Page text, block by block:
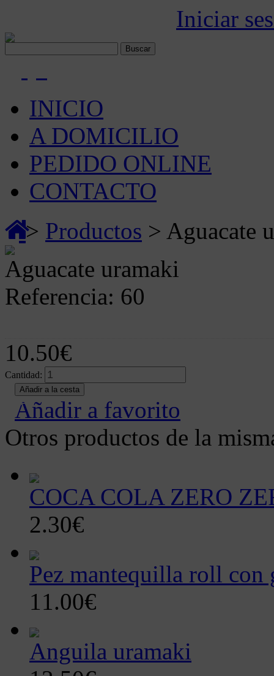
Iniciar
INICIO
A DOMICILIO
PEDIDO ONLINE
CONTACTO
> Productos > Aguacate
Aguacate uramaki
Referencia: 60
10.50€
Cantidad:
Añadir a favorito
Otros productos de la
COCA COLA ZERO
2.30€
Pez mantequilla roll con
11.00€
Anguila uramaki